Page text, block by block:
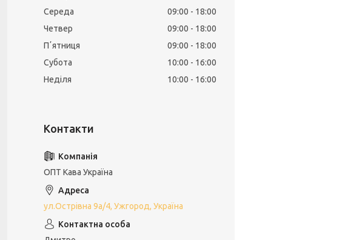
Середа
09:00
18:00
Четвер
09:00
18:00
Пʼятниця
09:00
18:00
Субота
10:00
16:00
Неділя
10:00 16:00
ОПТ Кава Україна
ул.Острівна 9а/4, Ужгород, Україна